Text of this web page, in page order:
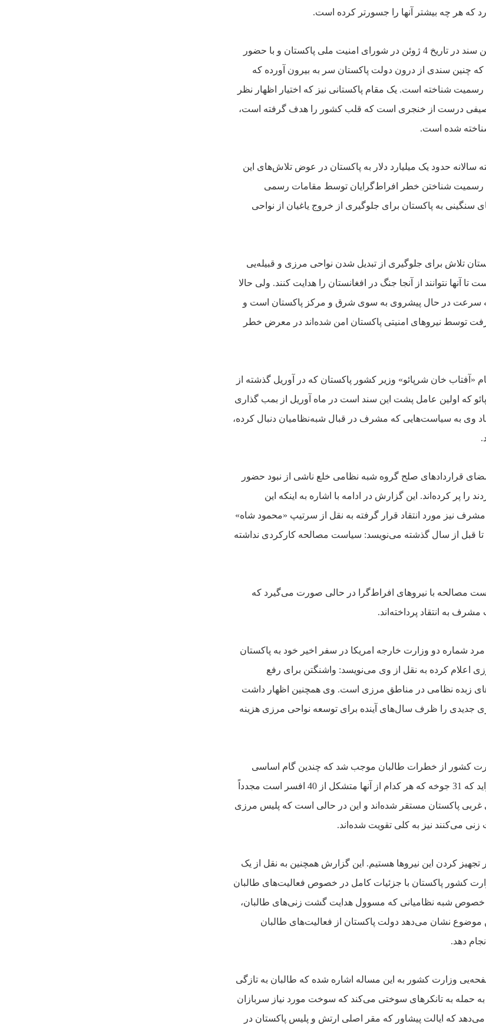
که هر چه بيشتر آنها را جسورتر کرده است.
امنيت ملى پاکستان و
با حضور
چنين سندى از درون دولت پاکستان سر به بيرون آورده که
رسميت شناخته است. يک مقام پاکستانى نيز که اختيار اظهار نظر
درست از خنجرى است که قلب کشور را هدف گرفته است،
شده است.
عوض تلاش‌هاى اين
رسميت شناختن خطر افراط‌گرايان توسط مقامات رسمى
سنگينى به پاکستان براى جلوگيرى از خروج ياغيان از نواحى
تلاش براى جلوگيرى از تبديل شدن نواحى مرزى و قبيله‌يى
آنها نتوانند از
آنجا جنگ در افغانستان را هدايت کنند. ولى حالا
به سرعت در حال پيشروى به سوى شرق و مرکز پاکستان است و
توسط نيروهاى امنيتى پاکستان امن شده‌اند در معرض خطر
«آفتاب خان شرپائو» وزير کشور پاکستان که در
آوريل گذشته از
که اولين عامل پشت اين سند است در ماه آوريل از بمب ‌گذارى
وى به سياست‌هايى که مشرف در قبال شبه‌نظاميان دنبال کرده،
قراردادهاى صلح گروه شبه ‌نظامى خلع ناشى از نبود حضور
را پر کرده‌اند. اين گزارش در ادامه با اشاره به اينکه اين
نيز مورد انتقاد قرار گرفته به نقل از سرتيپ «محمود شاه»
قبل از سال گذشته مى‌نويسد: سياست مصالحه کارکردى نداشته
با نيروهاى افراط‌گرا در حالى صورت مى‌گيرد که
مشرف به انتقاد پرداخته‌اند.
مرد شماره دو وزارت خارجه امريکا در سفر اخير خود به پاکستان
اعلام کرده به نقل از وى مى‌نويسد: واشنگتن براى رفع
زبده نظامى در مناطق مرزى است. وى همچنين اظهار داشت
هزينه
کشور از خطرات طالبان موجب شد که چندين گام اساسى
که
هر کدام از آنها متشکل از 40 افسر است مجدداً
غربى پاکستان مستقر شده‌اند و اين در حالى است که پليس مرزى
مى‌کنند نيز به کلى تقويت شده‌اند.
تجهيز کردن اين نيروها هستيم. اين گزارش همچنين به نقل از يک
کشور پاکستان با جزئيات کامل در خصوص فعاليت‌هاى طالبان
خصوص شبه ‌نظاميانى که مسوول هدايت گشت ‌زنى‌هاى طالبان،
موضوع نشان مى‌دهد دولت پاکستان از فعاليت‌هاى طالبان
دهد.
طالبان به تازگى
حمله به تانکرهاى سوختى مى‌کند که سوخت مورد نياز سربازان
که ايالت پيشاور که مقر اصلى ارتش و پليس پاکستان در